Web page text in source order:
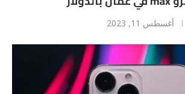
أغسطس 11, 2023